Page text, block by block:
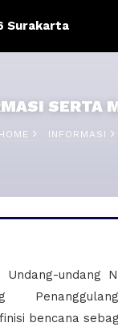
Surakarta
SERTA
HOME INFORMASI
Undang-undang
bencana